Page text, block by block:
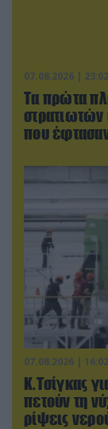
07.08.2026 | 23:02
Τα πρώτα
που
07.08.2026 | 16:02
Κ.Τσίγκας
πετούν τη
ρίψεις